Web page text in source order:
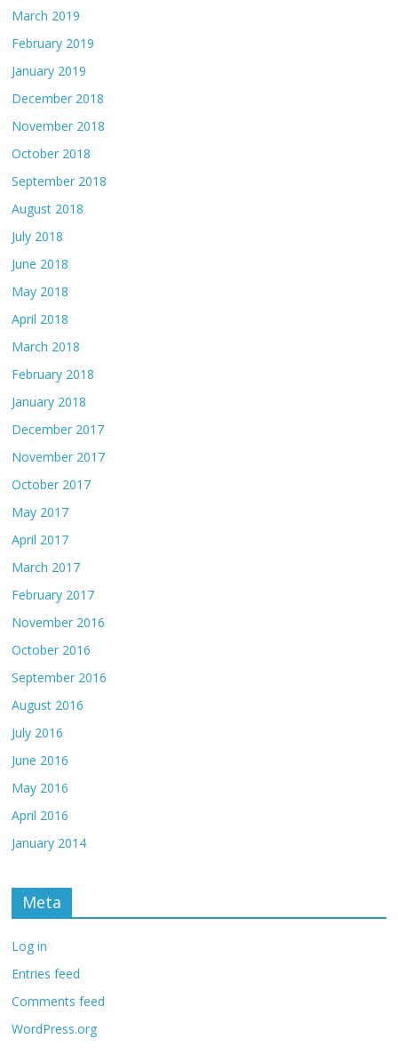
March 2019
February 2019
January 2019
December 2018
November 2018
October 2018
September 2018
August 2018
July 2018
June 2018
May 2018
April 2018
March 2018
February 2018
January 2018
December 2017
November 2017
October 2017
May 2017
April 2017
March 2017
February 2017
November 2016
October 2016
September 2016
August 2016
July 2016
June 2016
May 2016
April 2016
January 2014
Meta
Log in
Entries feed
Comments feed
WordPress.org